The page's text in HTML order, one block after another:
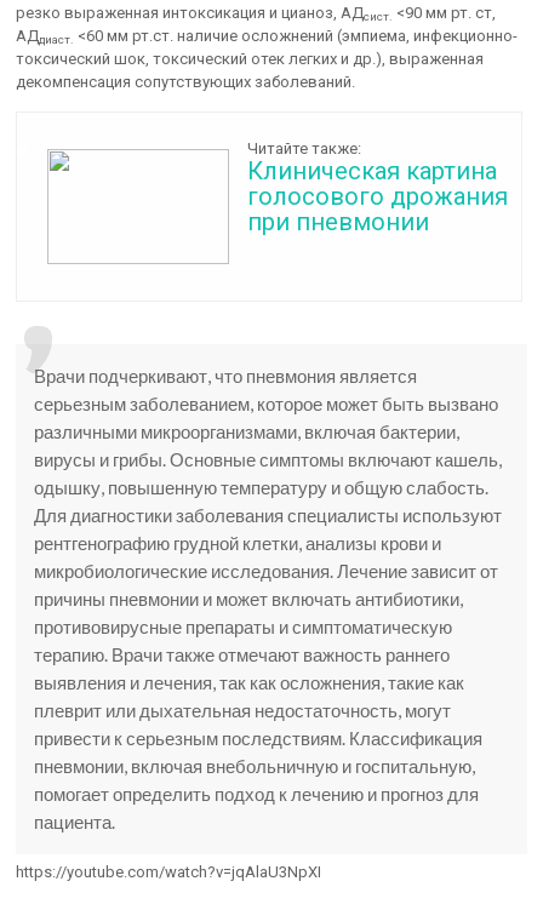
резко выраженная интоксикация и цианоз, АДсист. <90 мм рт. ст,
АДдиаст. <60 мм рт.ст. наличие осложнений (эмпиема, инфекционно-
токсический шок, токсический отек легких и др.), выраженная
деком­пенсация сопутствующих заболеваний.
Читайте также:
Клиническая картина
голосового дрожания
при пневмонии
Врачи подчеркивают, что пневмония является
серьезным заболеванием, которое может быть вызвано
различными микроорганизмами, включая бактерии,
вирусы и грибы. Основные симптомы включают кашель,
одышку, повышенную температуру и общую слабость.
Для диагностики заболевания специалисты используют
рентгенографию грудной клетки, анализы крови и
микробиологические исследования. Лечение зависит от
причины пневмонии и может включать антибиотики,
противовирусные препараты и симптоматическую
терапию. Врачи также отмечают важность раннего
выявления и лечения, так как осложнения, такие как
плеврит или дыхательная недостаточность, могут
привести к серьезным последствиям. Классификация
пневмонии, включая внебольничную и госпитальную,
помогает определить подход к лечению и прогноз для
пациента.
https://youtube.com/watch?v=jqAlaU3NpXI